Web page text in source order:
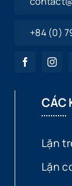
+84 (0)
CÁC
Lặn
Lặn